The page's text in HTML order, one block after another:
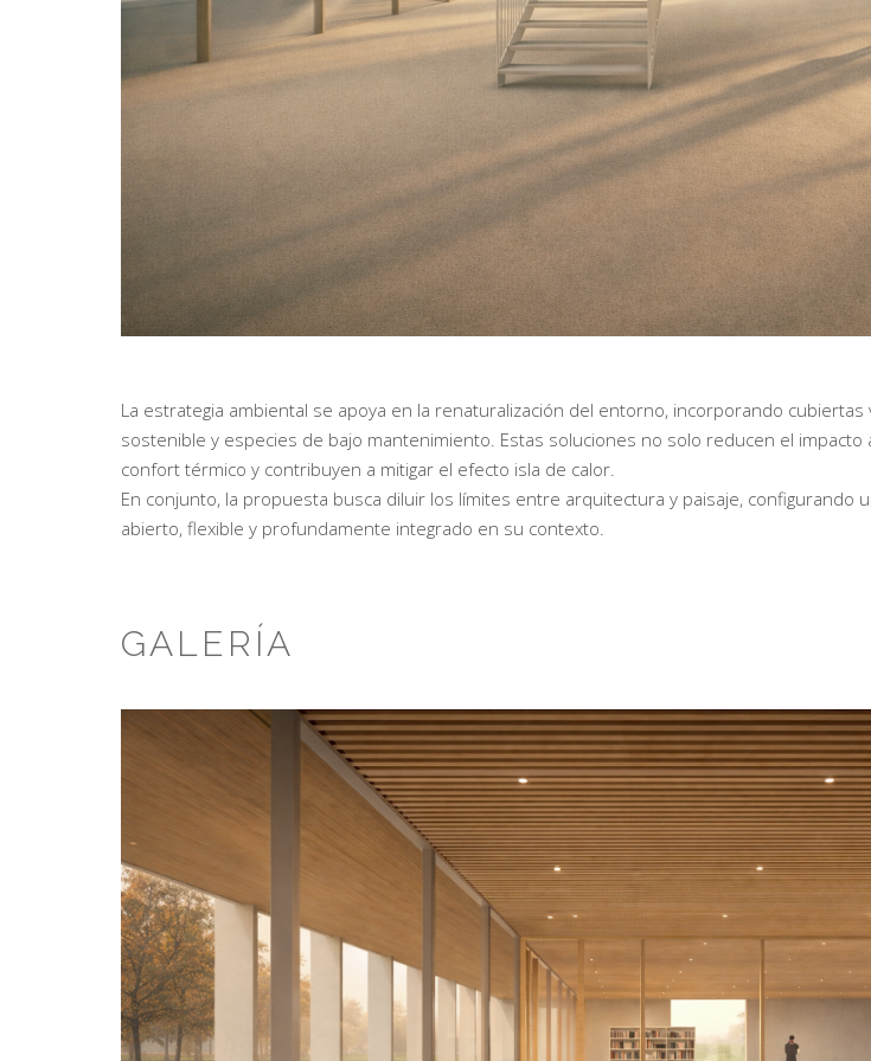
La estrategia ambiental se apoya en la renaturalización del entorno, incorporando
sostenible y especies de bajo mantenimiento. Estas soluciones no solo reducen el impacto
confort térmico y contribuyen a mitigar el efecto isla de calor.
En conjunto, la propuesta busca diluir los límites entre arquitectura y paisaje, configurando
abierto, flexible y profundamente integrado en su contexto.
GALERÍA